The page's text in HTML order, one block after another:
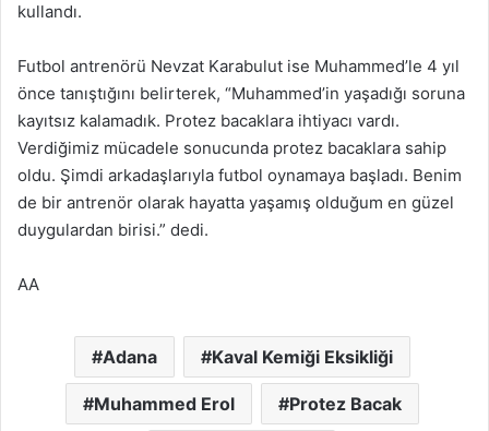
kullandı.
Futbol antrenörü Nevzat Karabulut ise Muhammed’le 4 yıl
önce tanıştığını belirterek, “Muhammed’in yaşadığı soruna
kayıtsız kalamadık. Protez bacaklara ihtiyacı vardı.
Verdiğimiz mücadele sonucunda protez bacaklara sahip
oldu. Şimdi arkadaşlarıyla futbol oynamaya başladı. Benim
de bir antrenör olarak hayatta yaşamış olduğum en güzel
duygulardan birisi.” dedi.
AA
Adana Kaval Kemiği Eksikliği
Muhammed Erol Protez Bacak